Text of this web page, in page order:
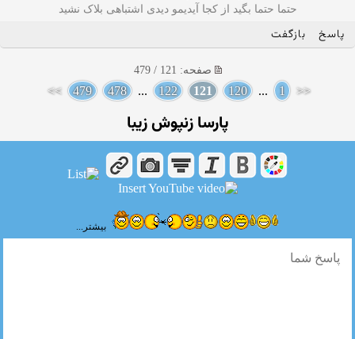
حتما حتما بگید از کجا آیدیمو دیدی اشتباهی بلاک نشید
پاسخ بازگفت
صفحه: 121 / 479
<<
1
...
120
121
122
...
478
479
>>
پارسا زنپوش زیبا
بیشتر...